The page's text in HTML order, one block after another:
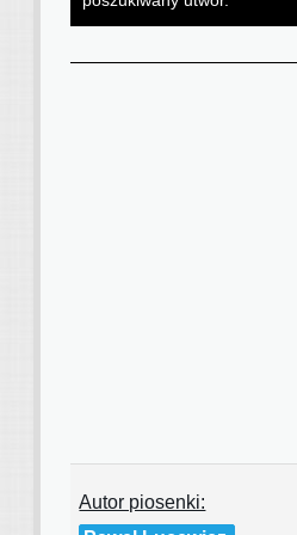
Autor piosenki: